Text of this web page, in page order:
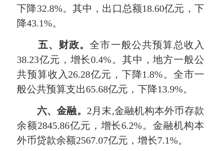
下降32.8%。其中，出口总额18.60亿元，下
降43.1%。
五、财政。全市一般公共预算总收入
38.23亿元，增长0.4%。其中，地方一般公
共预算收入26.28亿元，下降1.8%。全市一
般公共预算支出65.68亿元，下降13.9%。
六、金融。 2月末,金融机构本外币存款
余额2845.86亿元，增长6.2%。金融机构本
外币贷款余额2567.07亿元，增长7.1%。